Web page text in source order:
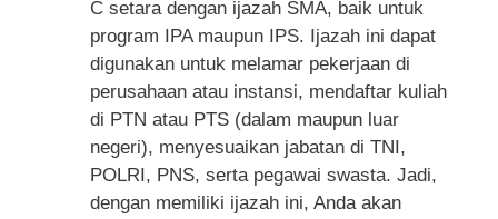
C setara dengan ijazah SMA, baik untuk
program IPA maupun IPS. Ijazah ini dapat
digunakan untuk melamar pekerjaan di
perusahaan atau instansi, mendaftar kuliah
di PTN atau PTS (dalam maupun luar
negeri), menyesuaikan jabatan di TNI,
POLRI, PNS, serta pegawai swasta. Jadi,
dengan memiliki ijazah ini, Anda akan